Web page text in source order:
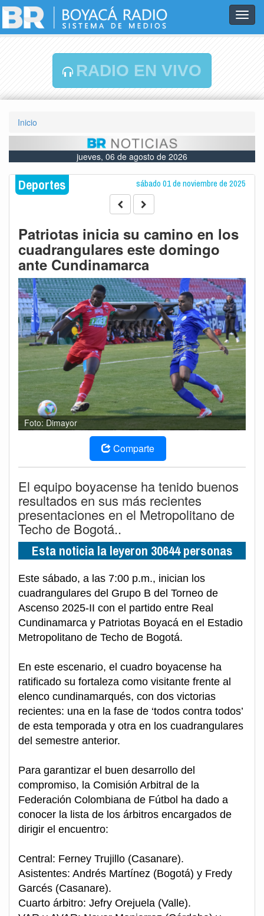
RADIO EN VIVO
Inicio
jueves, 06 de agosto de 2026
Deportes sábado 01 de noviembre de 2025
Patriotas inicia su camino en los
cuadrangulares este domingo
ante Cundinamarca
Foto: Dimayor
Comparte
El equipo boyacense ha tenido buenos
resultados en sus más recientes
presentaciones en el Metropolitano de
Techo de Bogotá..
Esta noticia la leyeron 30644 personas
Este sábado, a las 7:00 p.m., inician los
cuadrangulares del Grupo B del Torneo de
Ascenso 2025-II con el partido entre Real
Cundinamarca y Patriotas Boyacá en el Estadio
Metropolitano de Techo de Bogotá.
En este escenario, el cuadro boyacense ha
ratificado su fortaleza como visitante frente al
elenco cundinamarqués, con dos victorias
recientes: una en la fase de ‘todos contra todos’
de esta temporada y otra en los cuadrangulares
del semestre anterior.
Para garantizar el buen desarrollo del
compromiso, la Comisión Arbitral de la
Federación Colombiana de Fútbol ha dado a
conocer la lista de los árbitros encargados de
dirigir el encuentro:
Central: Ferney Trujillo (Casanare).
Asistentes: Andrés Martínez (Bogotá) y Fredy
Garcés (Casanare).
Cuarto árbitro: Jefry Orejuela (Valle).